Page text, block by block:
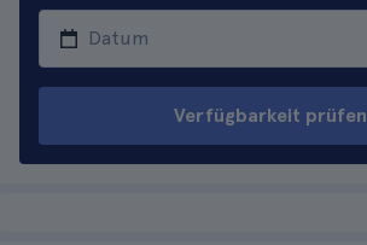
Verfügbarkeit prüfen